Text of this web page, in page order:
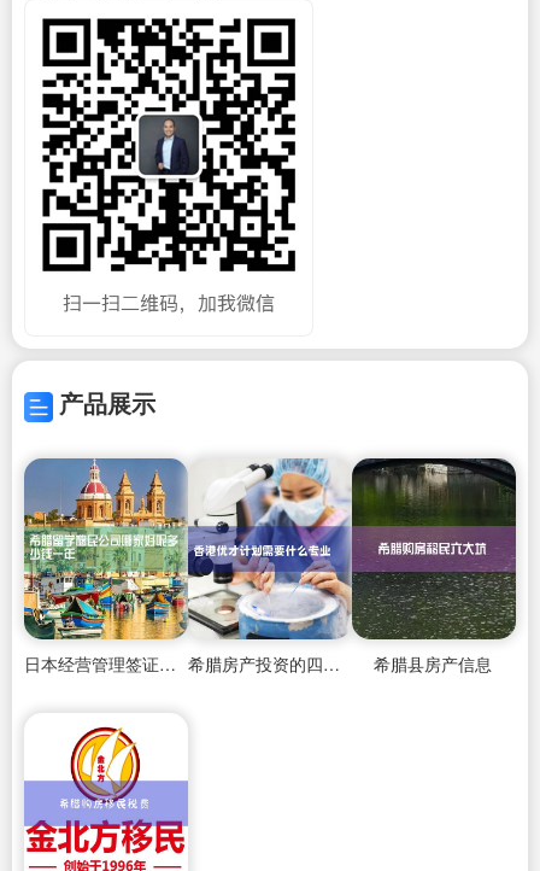
产品展示
日本经营管理签证容易签吗 希腊房产投资的四大理由有哪些 希腊县房产信息